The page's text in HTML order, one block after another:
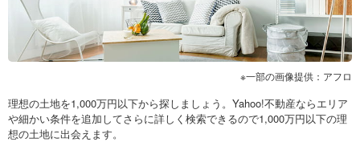
一部の画像提供：アフロ
理想の土地を1,000万円以下から探しましょう。Yahoo!不動産ならエリア
や細かい条件を追加してさらに詳しく検索できるので1,000万円以下の理
想の土地に出会えます。